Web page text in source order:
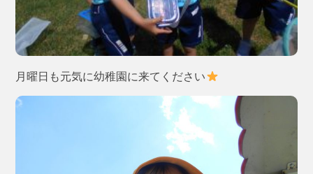
月曜日も元気に幼稚園に来てください